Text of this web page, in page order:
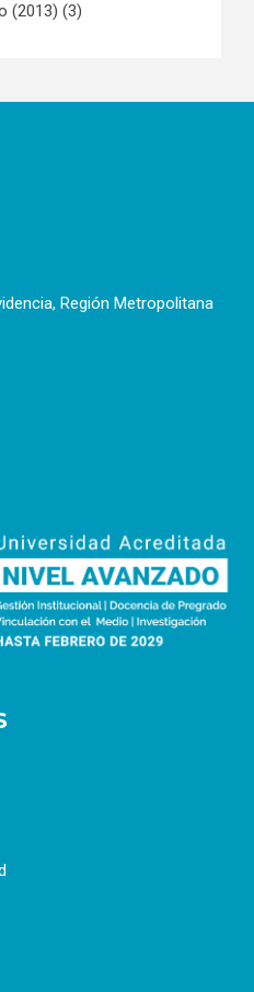
(2013) (3)
Región Metropolitana